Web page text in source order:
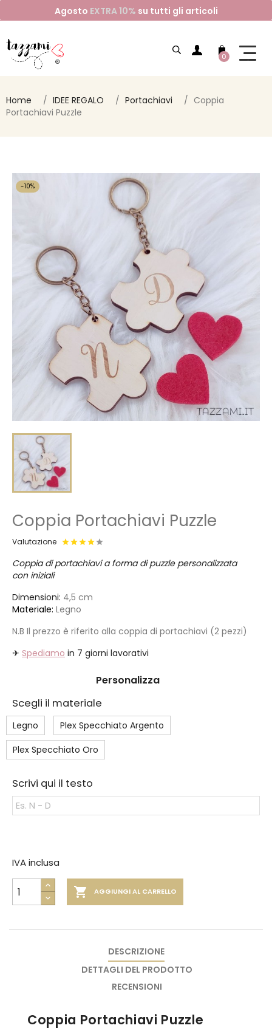
Agosto EXTRA 10% su tutti gli articoli
0
Home IDEE REGALO Portachiavi
Coppia
Portachiavi Puzzle
-10%
Coppia Portachiavi Puzzle
Valutazione
Coppia di portachiavi a forma di puzzle personalizzata
con iniziali
Dimensioni: 4,5 cm
Materiale: Legno
N.B Il prezzo è riferito alla coppia di portachiavi (2 pezzi)
✈ Spediamo in 7 giorni lavorativi
Personalizza
Scegli il materiale
Legno
Plex Specchiato Argento
Plex Specchiato Oro
Scrivi qui il testo
 AGGIUNGI AL CARRELLO
IVA inclusa
DESCRIZIONE
DETTAGLI DEL PRODOTTO
RECENSIONI
Coppia Portachiavi Puzzle